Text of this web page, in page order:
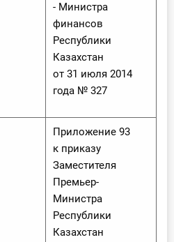
- Министра
финансов
Республики
Казахстан
от 31 июля 2014
года № 327
Приложение 93
к приказу
Заместителя
Премьер-
Министра
Республики
Казахстан